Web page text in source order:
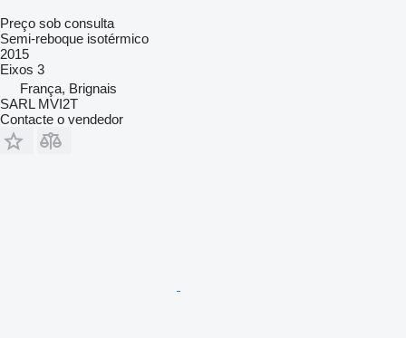
Preço sob consulta
Semi-reboque isotérmico
2015
Eixos 3
França, Brignais
SARL MVI2T
Contacte o vendedor